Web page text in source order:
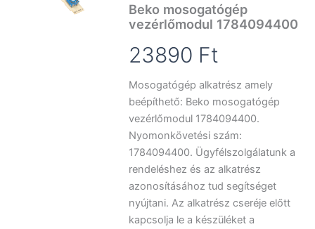
Beko mosogatógép
vezérlőmodul 1784094400
23890 Ft
Mosogatógép alkatrész amely
beépíthető: Beko mosogatógép
vezérlőmodul 1784094400.
Nyomonkövetési szám:
1784094400. Ügyfélszolgálatunk a
rendeléshez és az alkatrész
azonosításához tud segítséget
nyújtani. Az alkatrész cseréje előtt
kapcsolja le a készüléket a